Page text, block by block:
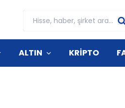
ALTIN KRİPTO